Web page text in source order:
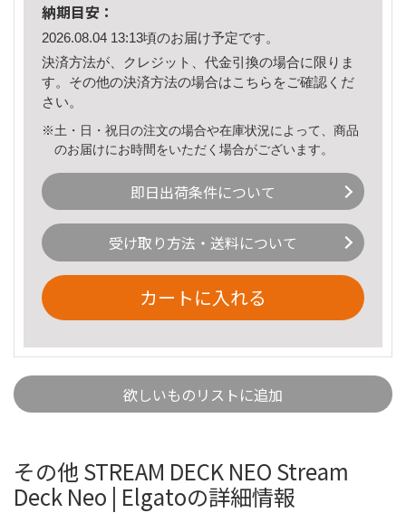
納期目安：
2026.08.04 13:13頃のお届け予定です。
決済方法が、クレジット、代金引換の場合に限りま
す。その他の決済方法の場合はこちら をご確認くだ
さい。
※土・日・祝日の注文の場合や在庫状況によって、商品
のお届けにお時間をいただく場合がございます。
即日出荷条件について
受け取り方法・送料について
カートに入れる
欲しいものリストに追加
その他 STREAM DECK NEO Stream
Deck Neo | Elgatoの詳細情報